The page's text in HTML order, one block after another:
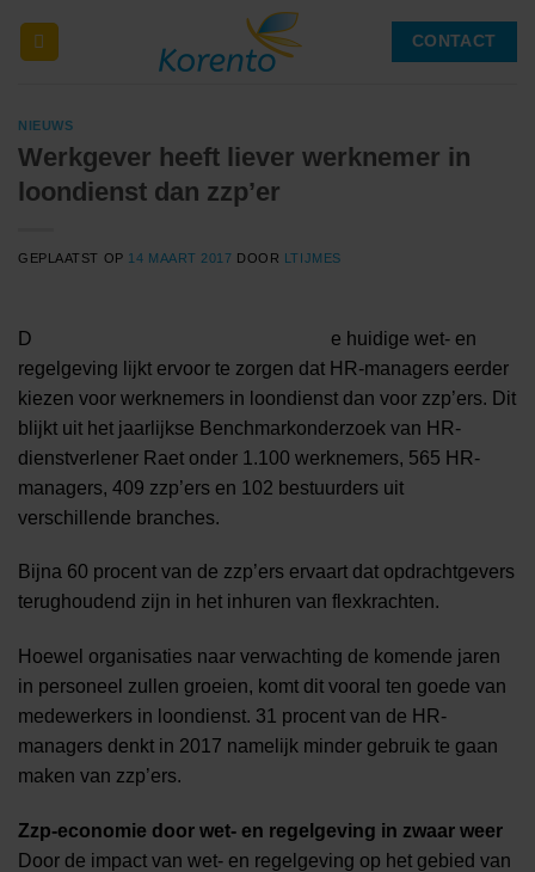
naar
CONTACT
NIEUWS
Werkgever heeft liever werknemer in
loondienst dan zzp’er
GEPLAATST OP 14 MAART 2017 DOOR LTIJMES
D
e huidige wet- en
regelgeving lijkt ervoor te zorgen dat HR-managers eerder
kiezen voor werknemers in loondienst dan voor zzp’ers. Dit
blijkt uit het jaarlijkse Benchmarkonderzoek van HR-
dienstverlener Raet onder 1.100 werknemers, 565 HR-
managers, 409 zzp’ers en 102 bestuurders uit
verschillende branches.
Bijna 60 procent van de zzp’ers ervaart dat opdrachtgevers
terughoudend zijn in het inhuren van flexkrachten.
Hoewel organisaties naar verwachting de komende jaren
in personeel zullen groeien, komt dit vooral ten goede van
medewerkers in loondienst. 31 procent van de HR-
managers denkt in 2017 namelijk minder gebruik te gaan
maken van zzp’ers.
Zzp-economie door wet- en regelgeving in zwaar weer
Door de impact van wet- en regelgeving op het gebied van